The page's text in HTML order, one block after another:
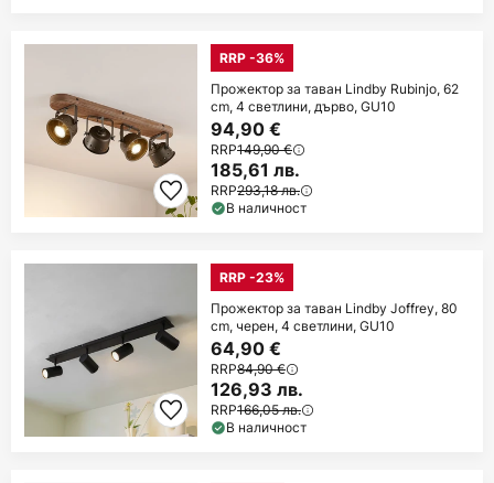
RRP -36%
Прожектор за таван Lindby Rubinjo, 62
cm, 4 светлини, дърво, GU10
94,90 €
RRP149,90 €
185,61 лв.
RRP293,18 лв.
В наличност
RRP -23%
Прожектор за таван Lindby Joffrey, 80
cm, черен, 4 светлини, GU10
64,90 €
RRP84,90 €
126,93 лв.
RRP166,05 лв.
В наличност